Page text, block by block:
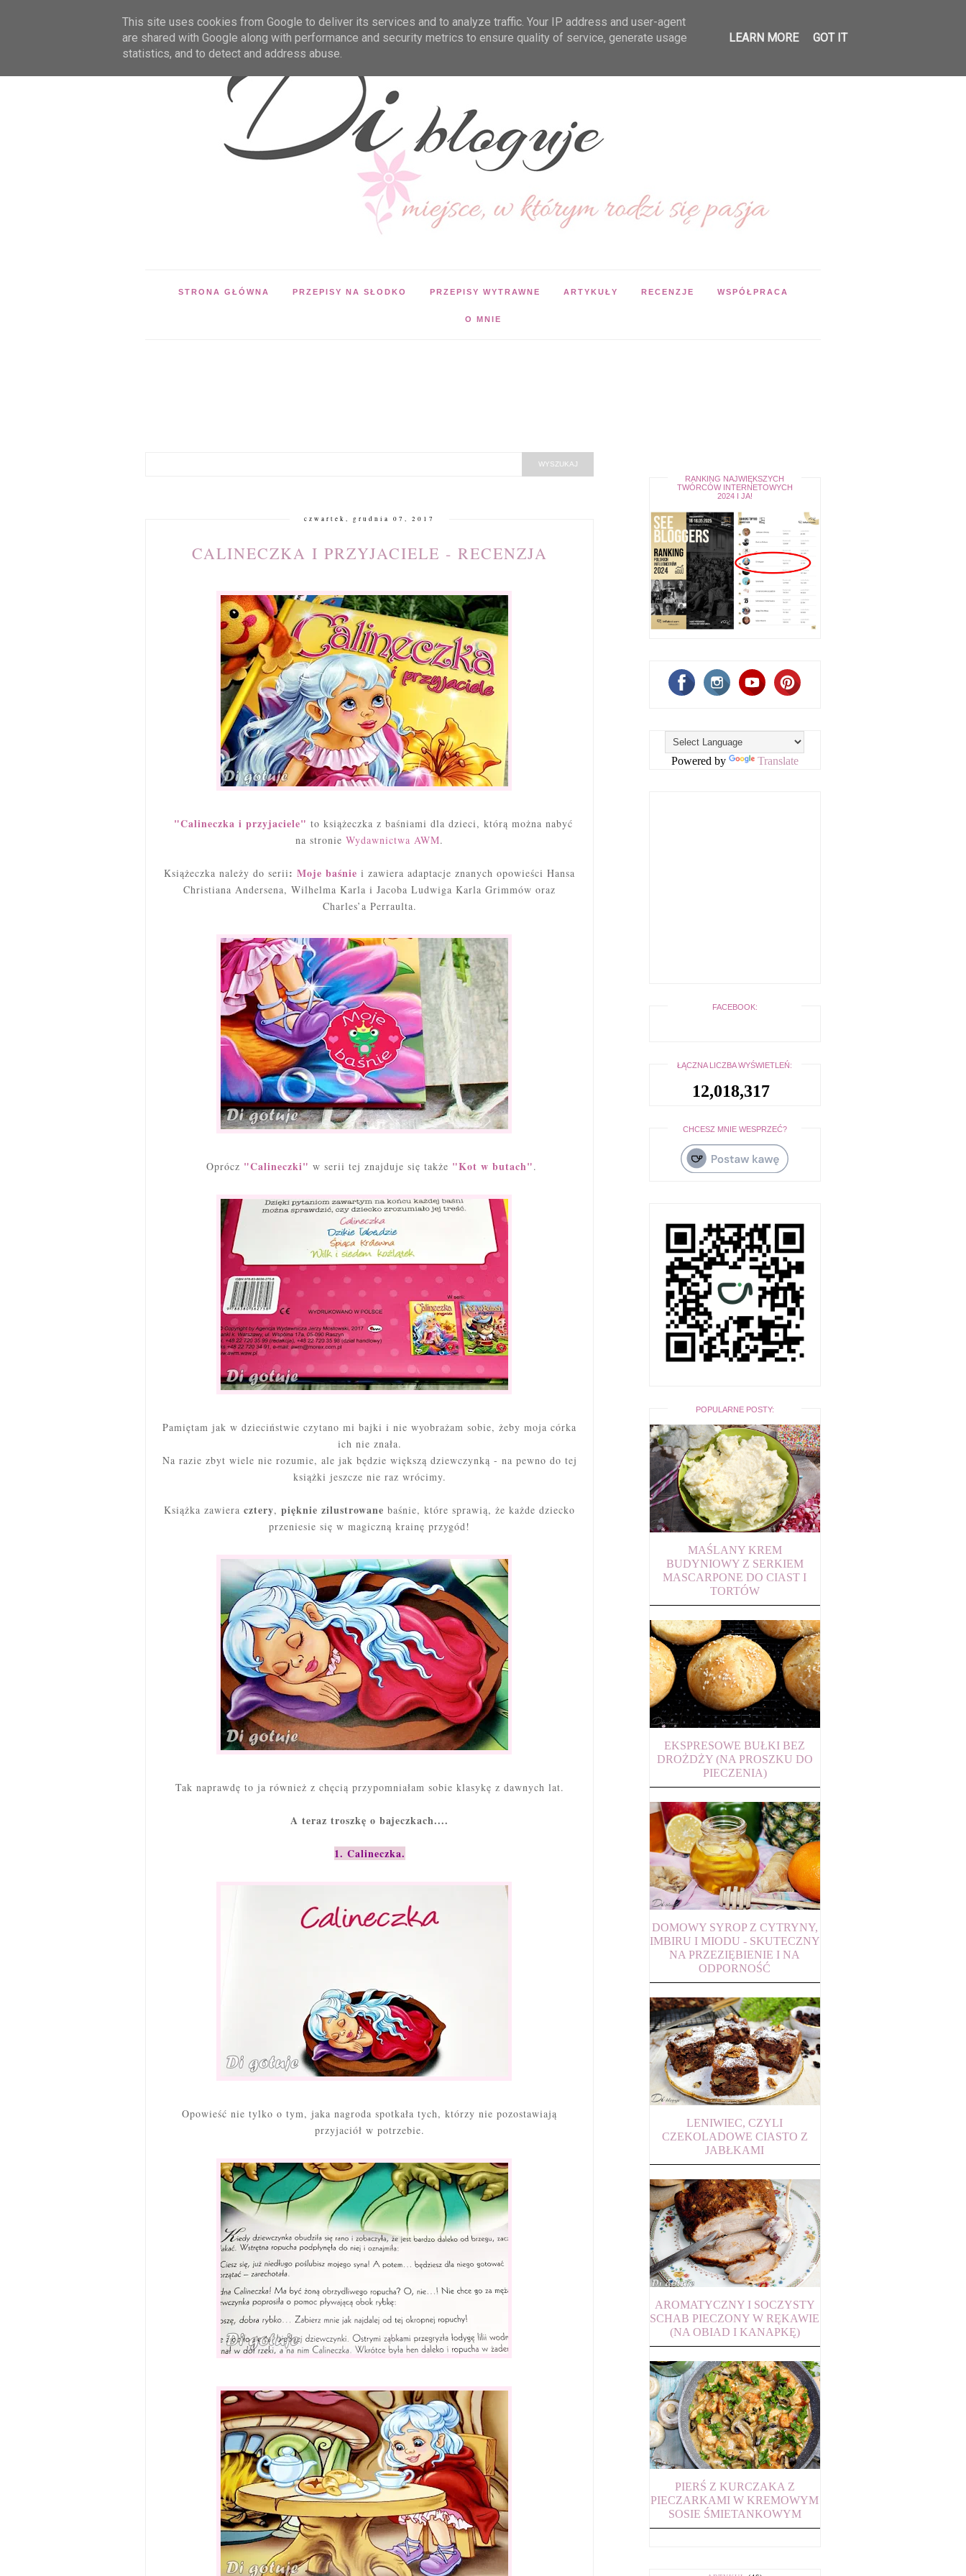
STRONA GŁÓWNA PRZEPISY NA SŁODKO PRZEPISY WYTRAWNE ARTYKUŁY RECENZJE WSPÓŁPRACA
O MNIE
czwartek, grudnia 07, 2017
CALINECZKA I PRZYJACIELE - RECENZJA
"Calineczka i przyjaciele" to książeczka z baśniami dla dzieci, którą można nabyć
na stronie Wydawnictwa AWM.
Książeczka należy do serii: Moje baśnie i zawiera adaptacje znanych opowieści Hansa
Christiana Andersena, Wilhelma Karla i Jacoba Ludwiga Karla Grimmów oraz
Charles’a Perraulta.
Oprócz "Calineczki" w serii tej znajduje się także "Kot w butach".
Pamiętam jak w dzieciństwie czytano mi bajki i nie wyobrażam sobie, żeby moja córka
ich nie znała.
Na razie zbyt wiele nie rozumie, ale jak będzie większą dziewczynką - na pewno do tej
książki jeszcze nie raz wrócimy.
Książka zawiera cztery, pięknie zilustrowane baśnie, które sprawią, że każde dziecko
przeniesie się w magiczną krainę przygód!
Tak naprawdę to ja również z chęcią przypomniałam sobie klasykę z dawnych lat.
A teraz troszkę o bajeczkach....
1. Calineczka.
Opowieść nie tylko o tym, jaka nagroda spotkała tych, którzy nie pozostawiają
przyjaciół w potrzebie.
RANKING NAJWIĘKSZYCH
TWÓRCÓW INTERNETOWYCH
2024 I JA!
Powered by Translate
FACEBOOK:
ŁĄCZNA LICZBA WYŚWIETLEŃ:
12,018,317
CHCESZ MNIE WESPRZEĆ?
POPULARNE POSTY:
MAŚLANY KREM
BUDYNIOWY Z SERKIEM
MASCARPONE DO CIAST I
TORTÓW
EKSPRESOWE BUŁKI BEZ
DROŻDŻY (NA PROSZKU DO
PIECZENIA)
DOMOWY SYROP Z CYTRYNY,
IMBIRU I MIODU - SKUTECZNY
NA PRZEZIĘBIENIE I NA
ODPORNOŚĆ
LENIWIEC, CZYLI
CZEKOLADOWE CIASTO Z
JABŁKAMI
AROMATYCZNY I SOCZYSTY
SCHAB PIECZONY W RĘKAWIE
(NA OBIAD I KANAPKĘ)
PIERŚ Z KURCZAKA Z
PIECZARKAMI W KREMOWYM
SOSIE ŚMIETANKOWYM
This site uses cookies from Google to deliver its services and to analyze traffic. Your IP address and user-agent
are shared with Google along with performance and security metrics to ensure quality of service, generate usage
statistics, and to detect and address abuse.
LEARN MORE GOT IT